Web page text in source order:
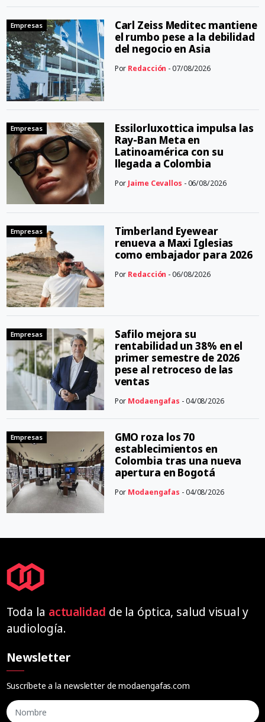
Empresas
Carl Zeiss Meditec mantiene
el rumbo pese a la debilidad
del negocio en Asia
Por Redacción - 07/08/2026
Empresas
Essilorluxottica impulsa las
Ray-Ban Meta en
Latinoamérica con su
llegada a Colombia
Por Jaime Cevallos - 06/08/2026
Empresas
Timberland Eyewear
renueva a Maxi Iglesias
como embajador para 2026
Por Redacción - 06/08/2026
Empresas
Safilo mejora su
rentabilidad un 38% en el
primer semestre de 2026
pese al retroceso de las
ventas
Por Modaengafas - 04/08/2026
Empresas
GMO roza los 70
establecimientos en
Colombia tras una nueva
apertura en Bogotá
Por Modaengafas - 04/08/2026
Toda la actualidad de la óptica, salud visual y
audiología.
Newsletter
Suscríbete a la newsletter de modaengafas.com